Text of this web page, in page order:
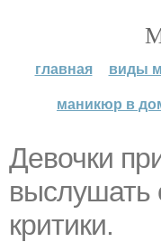
главная виды
маникюр в
Девочки
выслушать
критики.